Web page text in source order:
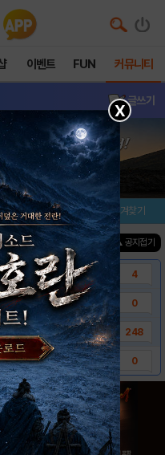
이벤트 FUN 커뮤니티
글쓰기
설치/평가 즐겨찾기
진행중인 이벤트0 건 ▲ 공지접기
시.. 4
티를.. 0
.. 248
0
X